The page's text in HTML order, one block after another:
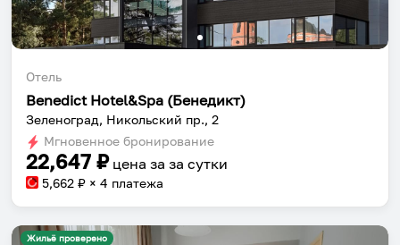
Отель
Benedict Hotel&Spa (Бенедикт)
Зеленоград, Никольский пр., 2
Мгновенное бронирование
22,647 ₽ цена за за сутки
5,662 ₽ × 4 платежа
Жильё проверено